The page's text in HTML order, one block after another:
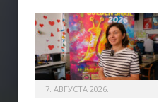
7. АВГУСТА 2026.